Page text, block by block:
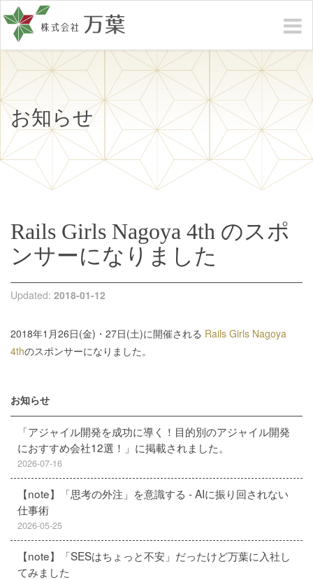
お知らせ
Rails Girls Nagoya 4th のスポ
ンサーになりました
Updated: 2018-01-12
2018年1月26日(金)・27日(土)に開催される Rails Girls Nagoya
4thのスポンサーになりました。
お知らせ
「アジャイル開発を成功に導く！目的別のアジャイル開発
におすすめ会社12選！」に掲載されました。
2026-07-16
【note】「思考の外注」を意識する - AIに振り回されない
仕事術
2026-05-25
【note】「SESはちょっと不安」だったけど万葉に入社し
てみました